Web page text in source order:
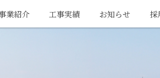
業紹介 工事実績 お知らせ 採